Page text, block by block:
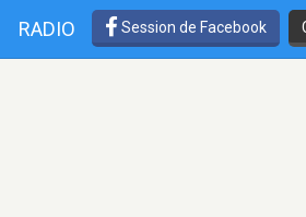
RADIO Session de Facebook